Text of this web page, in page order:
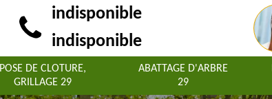
indisponible
indisponible
POSE DE CLOTURE,
GRILLAGE 29
ABATTAGE D'ARBRE
29